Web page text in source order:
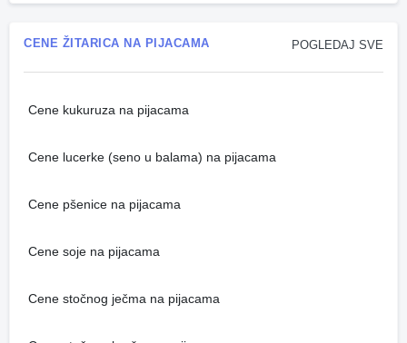
POGLEDAJ SVE
CENE ŽITARICA NA PIJACAMA
Cene kukuruza na pijacama
Cene lucerke (seno u balama) na pijacama
Cene pšenice na pijacama
Cene soje na pijacama
Cene stočnog ječma na pijacama